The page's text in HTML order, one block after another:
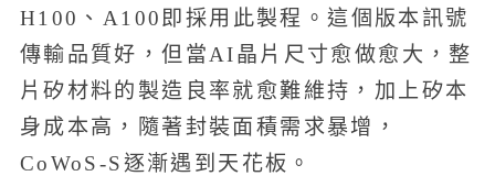
H100、A100即採用此製程。這個版本訊號
傳輸品質好，但當AI晶片尺寸愈做愈大，整
片矽材料的製造良率就愈難維持，加上矽本
身成本高，隨著封裝面積需求暴增，
CoWoS-S逐漸遇到天花板。